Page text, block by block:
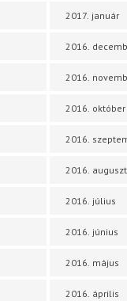
2017. január
2016.
2016.
2016. október
2016.
2016.
2016. július
2016. június
2016. május
2016. április